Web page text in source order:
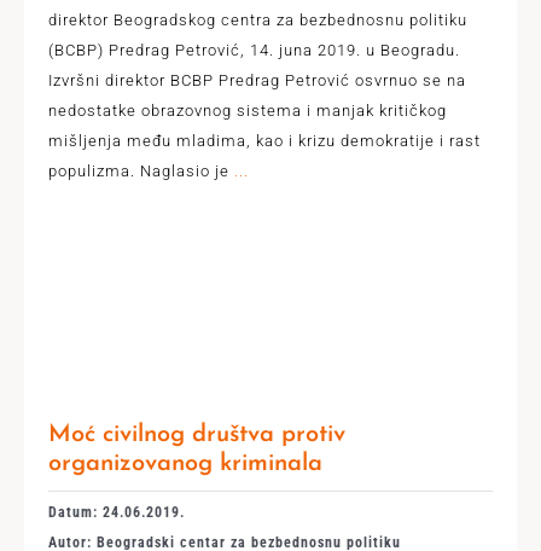
direktor Beogradskog centra za bezbednosnu politiku
(BCBP) Predrag Petrović, 14. juna 2019. u Beogradu.
Izvršni direktor BCBP Predrag Petrović osvrnuo se na
nedostatke obrazovnog sistema i manjak kritičkog
mišljenja među mladima, kao i krizu demokratije i rast
populizma. Naglasio je ...
Moć civilnog društva protiv
organizovanog kriminala
Datum: 24.06.2019.
Autor: Beogradski centar za bezbednosnu politiku